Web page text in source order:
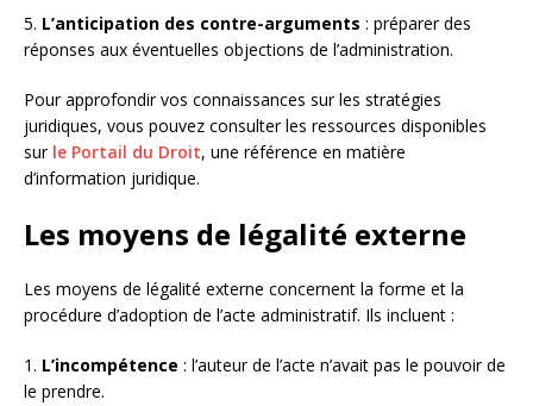
5. L’anticipation des contre-arguments : préparer des
réponses aux éventuelles objections de l’administration.
Pour approfondir vos connaissances sur les stratégies
juridiques, vous pouvez consulter les ressources disponibles
sur le Portail du Droit, une référence en matière
d’information juridique.
Les moyens de légalité externe
Les moyens de légalité externe concernent la forme et la
procédure d’adoption de l’acte administratif. Ils incluent :
1. L’incompétence : l’auteur de l’acte n’avait pas le pouvoir de
le prendre.